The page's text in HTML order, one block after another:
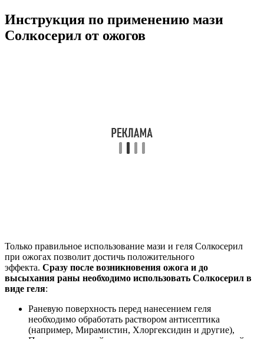
Инструкция по применению мази
Солкосерил от ожогов
Только правильное использование мази и геля Солкосерил
при ожогах позволит достичь положительного
эффекта. Сразу после возникновения ожога и до
высыхания раны необходимо использовать Солкосерил в
виде геля:
Раневую поверхность перед нанесением геля
необходимо обработать раствором антисептика
(например, Мирамистин, Хлоргексидин и другие),